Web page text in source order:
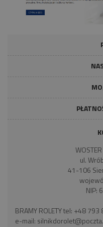
ul.
41-106
NIP:
BRAMY ROLETY tel: +48 793
e-mail: